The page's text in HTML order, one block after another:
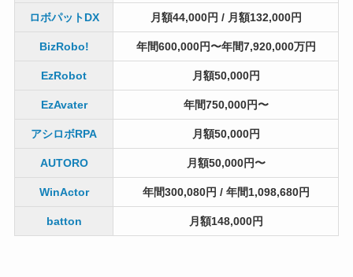
ロボパットDX 月額44,000円 / 月額132,000円
BizRobo! 年間600,000円〜年間7,920,000万円
EzRobot 月額50,000円
EzAvater 年間750,000円〜
アシロボRPA 月額50,000円
AUTORO 月額50,000円〜
WinActor 年間300,080円 / 年間1,098,680円
batton 月額148,000円